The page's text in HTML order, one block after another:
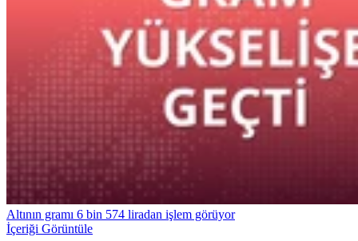
Altının gramı 6 bin 574 liradan işlem görüyor
İçeriği Görüntüle